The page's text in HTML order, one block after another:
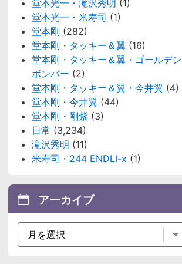
堂本光一・滝沢秀明 (1)
堂本光一・米寿司 (1)
堂本剛 (282)
堂本剛・タッキー＆翼 (16)
堂本剛・タッキー＆翼・ゴールデン
ボンバー (2)
堂本剛・タッキー＆翼・今井翼 (4)
堂本剛・今井翼 (44)
堂本剛・剛紫 (3)
日常 (3,234)
滝沢秀明 (11)
米寿司・244 ENDLI-x (1)
アーカイブ